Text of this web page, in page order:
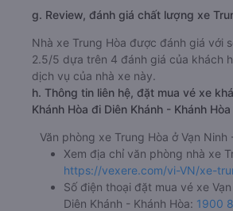
g. Review, đánh giá chất lượng xe
Nhà xe Trung Hòa được đánh giá với
2.5/5 dựa trên 4 đánh giá của khách
dịch vụ của nhà xe này.
h. Thông tin liên hệ, đặt mua vé xe
Khánh Hòa đi Diên Khánh - Khánh
Văn phòng xe Trung Hòa ở Vạn Ninh
Xem địa chỉ văn phòng nhà xe
https://vexere.com/vi-VN/xe-
Số điện thoại đặt mua vé xe
Diên Khánh - Khánh Hòa: 1900